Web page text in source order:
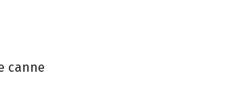
canne